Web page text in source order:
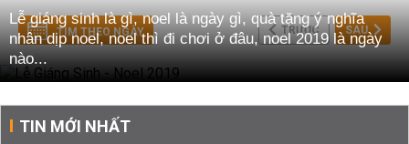
TÌM THEO NGÀY TRƯỚC SAU
Lễ giáng sinh là gì, noel là ngày gì, quà tặng ý nghĩa
nhân dịp noel, noel thì đi chơi ở đâu, noel 2019 là ngày
nào...
TIN MỚI NHẤT